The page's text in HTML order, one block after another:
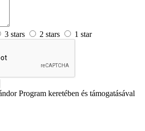
3 stars 2 stars 1 star
Program keretében és támogatásával